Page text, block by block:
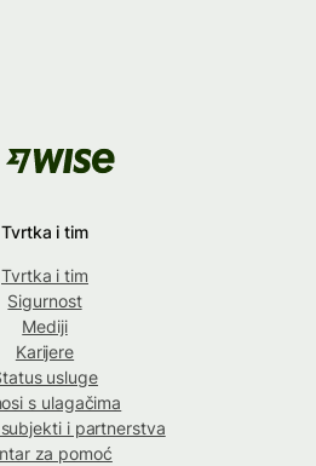
Tvrtka i tim
Tvrtka i tim
Sigurnost
Mediji
Karijere
usluge
s ulagačima
i partnerstva
za pomoć